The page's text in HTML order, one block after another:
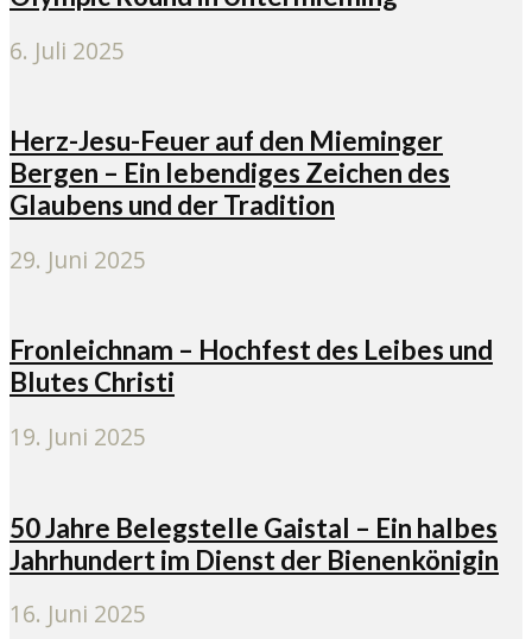
6. Juli 2025
Herz-Jesu-Feuer auf den Mieminger
Bergen – Ein lebendiges Zeichen des
Glaubens und der Tradition
29. Juni 2025
Fronleichnam – Hochfest des Leibes und
Blutes Christi
19. Juni 2025
50 Jahre Belegstelle Gaistal – Ein halbes
Jahrhundert im Dienst der Bienenkönigin
16. Juni 2025